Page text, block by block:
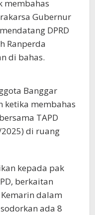
membahas
Gubernur
DPRD
Ranperda
di bahas.
Banggar
ketika membahas
TAPD
di ruang
kepada pak
berkaitan
dalam
ada 8